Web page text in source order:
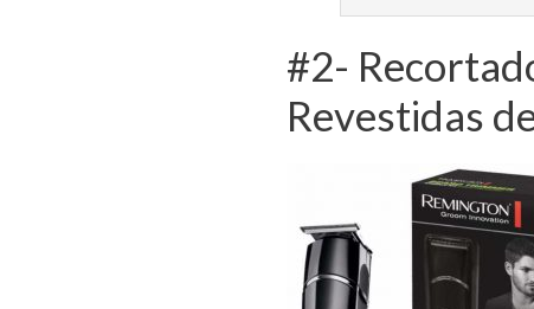
#2-
Revestidas